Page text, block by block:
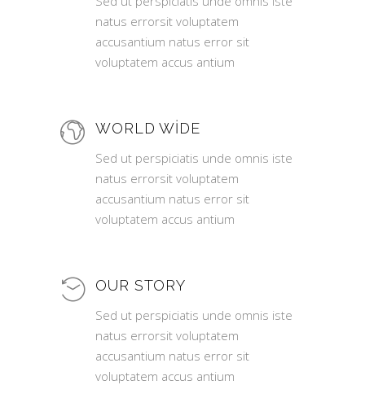
natus errorsit voluptatem
accusantium natus error sit
voluptatem accus antium
WORLD WIDE
Sed ut perspiciatis unde omnis iste
natus errorsit voluptatem
accusantium natus error sit
voluptatem accus antium
OUR STORY
Sed ut perspiciatis unde omnis iste
natus errorsit voluptatem
accusantium natus error sit
voluptatem accus antium